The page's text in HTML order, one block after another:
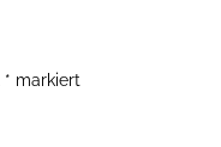
* markiert